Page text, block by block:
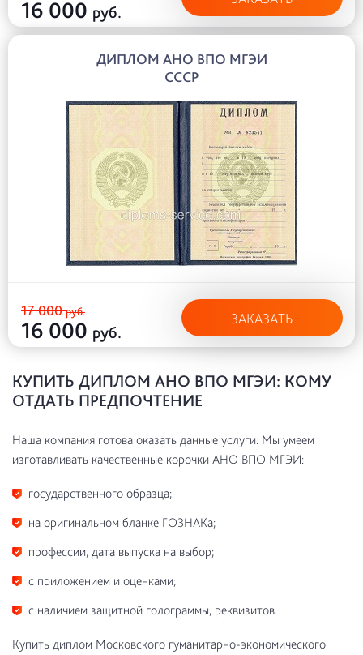
16 000 руб.
ДИПЛОМ АНО ВПО МГЭИ
СССР
17 000руб.
16 000 руб.
ЗАКАЗАТЬ
КУПИТЬ ДИПЛОМ АНО ВПО МГЭИ: КОМУ
ОТДАТЬ ПРЕДПОЧТЕНИЕ
Наша компания готова оказать данные услуги. Мы умеем
изготавливать качественные корочки АНО ВПО МГЭИ:
государственного образца;
на оригинальном бланке ГОЗНАКа;
профессии, дата выпуска на выбор;
с приложением и оценками;
с наличием защитной голограммы, реквизитов.
Купить диплом Московского гуманитарно-экономического